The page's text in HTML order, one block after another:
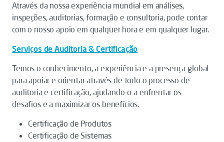
Através da nossa experiência mundial em análises,
inspeções, auditorias, formação e consultoria, pode contar
com o nosso apoio em qualquer hora e em qualquer lugar.
Serviços de Auditoria & Certificação
Temos o conhecimento, a experiência e a presença global
para apoiar e orientar através de todo o processo de
auditoria e certificação, ajudando-o a enfrentar os
desafios e a maximizar os benefícios.
Certificação de Produtos
Certificação de Sistemas